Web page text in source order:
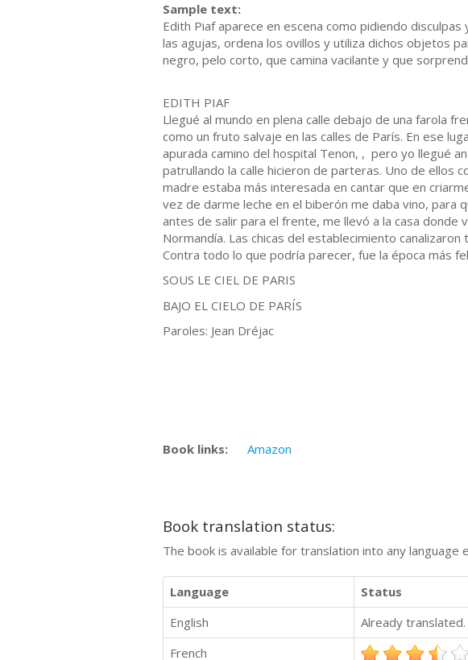
Sample text:
Edith Piaf aparece en escena como pidiendo
las agujas, ordena los ovillos y utiliza dichos objetos
negro, pelo corto, que camina vacilante y que
EDITH PIAF
Llegué al mundo en plena calle debajo de una farola
como un fruto salvaje en las calles de París. En ese
apurada camino del hospital Tenon, , pero yo llegué
patrullando la calle hicieron de parteras. Uno de ellos
madre estaba más interesada en cantar que en
vez de darme leche en el biberón me daba vino, para
antes de salir para el frente, me llevó a la casa donde
Normandía. Las chicas del establecimiento
Contra todo lo que podría parecer, fue la época más
SOUS LE CIEL DE PARIS
BAJO EL CIELO DE PARÍS
Paroles: Jean Dréjac
Book links: Amazon
Book translation status:
The book is available for translation into any
Language
Status
English
Already
French